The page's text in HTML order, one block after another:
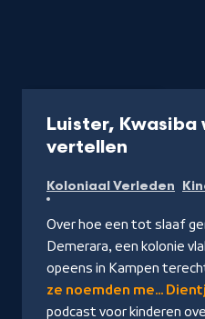
Luister, Kwasiba
vertellen
NPO
Luister
Koloniaal Verleden
Over hoe een tot slaaf
Demerara, een kolonie
opeens in Kampen
ze noemden me...
podcast voor kinderen